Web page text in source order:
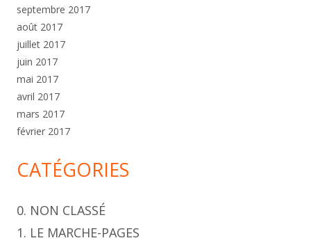
septembre 2017
août 2017
juillet 2017
juin 2017
mai 2017
avril 2017
mars 2017
février 2017
CATÉGORIES
0. NON CLASSÉ
1. LE MARCHE-PAGES